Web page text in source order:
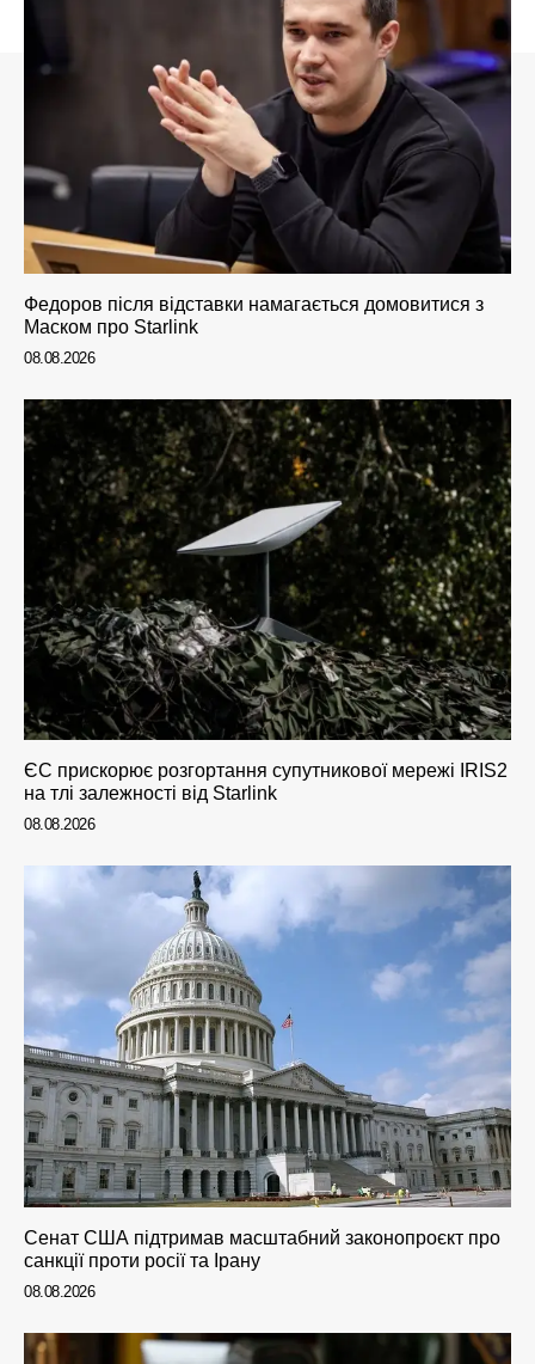
Федоров після відставки намагається домовитися з
Маском про Starlink
08.08.2026
ЄС прискорює розгортання супутникової мережі IRIS2
на тлі залежності від Starlink
08.08.2026
Сенат США підтримав масштабний законопроєкт про
санкції проти росії та Ірану
08.08.2026